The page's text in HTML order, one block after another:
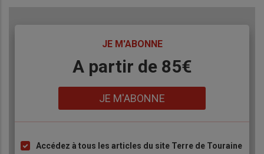
JE M'ABONNE
A partir de 85€
JE M'ABONNE
ListeAccédez à tous les articles du site Terre de Touraine